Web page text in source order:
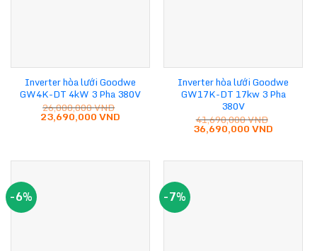
Inverter hòa lưới Goodwe
GW4K-DT 4kW 3 Pha 380V
26,000,000VND
Giá
gốc
23,690,000VNDGiá
hiện
Inverter hòa lưới Goodwe
GW17K-DT 17kw 3 Pha
380V
41,690,000VND
Giá
gốc
36,690,000VND
-6% -7%